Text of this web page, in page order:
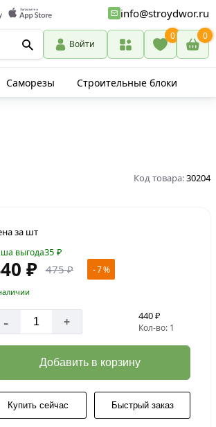
info@stroydwor.ru
Войти
0 0
Саморезы Строительные блоки
Код товара:30204
за шт
выгода35 ₽
₽ 475 ₽ - 7 %
- + 440 ₽
Кол-во: 1
Добавить в корзину
Купить сейчас Быстрый заказ